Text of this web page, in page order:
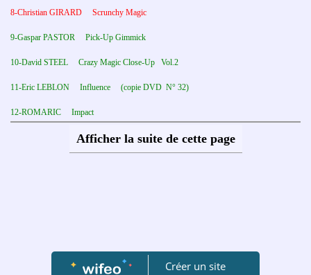
8-Christian GIRARD Scrunchy Magic
9-Gaspar PASTOR Pick-Up Gimmick
10-David STEEL Crazy Magic Close-Up Vol.2
11-Eric LEBLON Influence (copie DVD N° 32)
12-ROMARIC Impact
13-Daniel RHOD Les Cartes à l’œil
18- 19-JP.VALLARINO Card Fantasy
Afficher la suite de cette page
Créer un site